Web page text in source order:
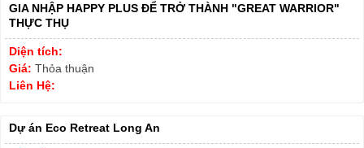
GIA NHẬP HAPPY PLUS ĐỂ TRỞ THÀNH "GREAT WARRIOR"
THỰC THỤ
Diện tích:
Giá: Thỏa thuận
Liên Hệ:
Dự án Eco Retreat Long An